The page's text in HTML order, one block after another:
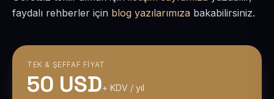
faydalı rehberler için blog yazılarımıza bakabilirsiniz.
TEK & ŞEFFAF FIYAT
50 USD+ KDV / yıl